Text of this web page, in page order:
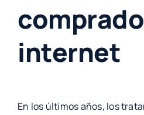
internet
En los últimos años, los